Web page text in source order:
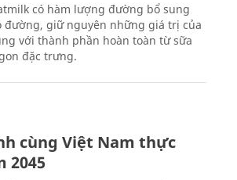
có hàm lượng đường bổ sung
đường, giữ nguyên những giá trị của
với thành phần hoàn toàn từ sữa
đặc trưng.
cùng Việt Nam thực
2045